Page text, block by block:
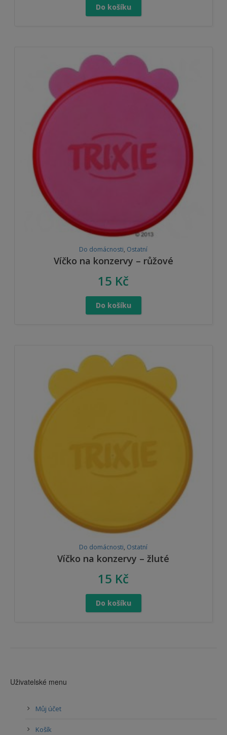
Do košíku
Do domácnosti, Ostatní
Víčko na konzervy – růžové
15 Kč
Do košíku
Do domácnosti, Ostatní
Víčko na konzervy – žluté
15 Kč
Do košíku
Uživatelské menu
Můj účet
Košík